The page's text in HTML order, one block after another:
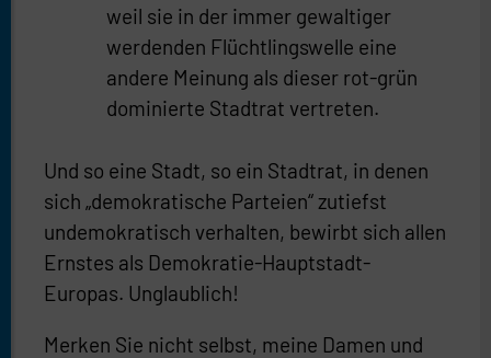
weil sie in der immer gewaltiger
werdenden Flüchtlingswelle eine
andere Meinung als dieser rot-grün
dominierte Stadtrat vertreten.
Und so eine Stadt, so ein Stadtrat, in denen
sich „demokratische Parteien“ zutiefst
undemokratisch verhalten, bewirbt sich allen
Ernstes als Demokratie-Hauptstadt-
Europas. Unglaublich!
Merken Sie nicht selbst, meine Damen und